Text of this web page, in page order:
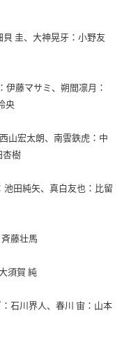
圭、大神晃牙：小野友
藤マサミ、朔間凛月：
央
山宏太朗、南雲鉄虎：中
杏樹
田純矢、真白友也：比留
藤壮馬
須賀 純
石川界人、春川 宙：山本